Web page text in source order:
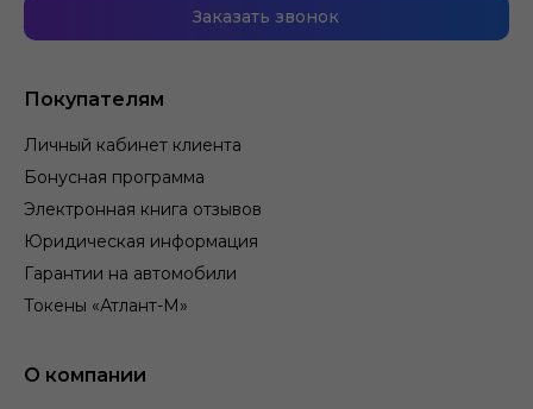
Покупателям
Личный кабинет клиента
Бонусная программа
Электронная книга отзывов
Юридическая информация
Гарантии на автомобили
Токены «Атлант-М»
О компании
Заказать звонок